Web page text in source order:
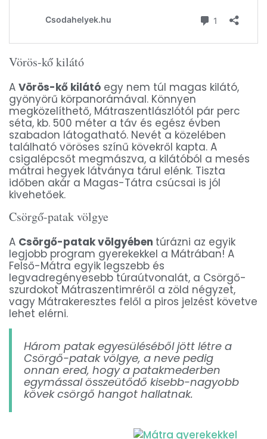
Vörös-kő kilátó
A Vörös-kő kilátó egy nem túl magas kilátó,
gyönyörű körpanorámával. Könnyen
megközelíthető, Mátraszentlászlótól pár perc
séta, kb. 500 méter a táv és egész évben
szabadon látogatható. Nevét a közelében
található vöröses színű kövekről kapta. A
csigalépcsőt megmászva, a kilátóból a mesés
mátrai hegyek látványa tárul elénk. Tiszta
időben akár a Magas-Tátra csúcsai is jól
kivehetőek.
Csörgő-patak völgye
A Csörgő-patak völgyében túrázni az egyik
legjobb program gyerekekkel a Mátrában! A
Felső-Mátra egyik legszebb és
legvadregényesebb túraútvonalát, a Csörgő-
szurdokot Mátraszentimréről a zöld négyzet,
vagy Mátrakeresztes felől a piros jelzést követve
lehet elérni.
Három patak egyesüléséből jött létre a
Csörgő-patak völgye, a neve pedig
onnan ered, hogy a patakmederben
egymással összeütődő kisebb-nagyobb
kövek csörgő hangot hallatnak.